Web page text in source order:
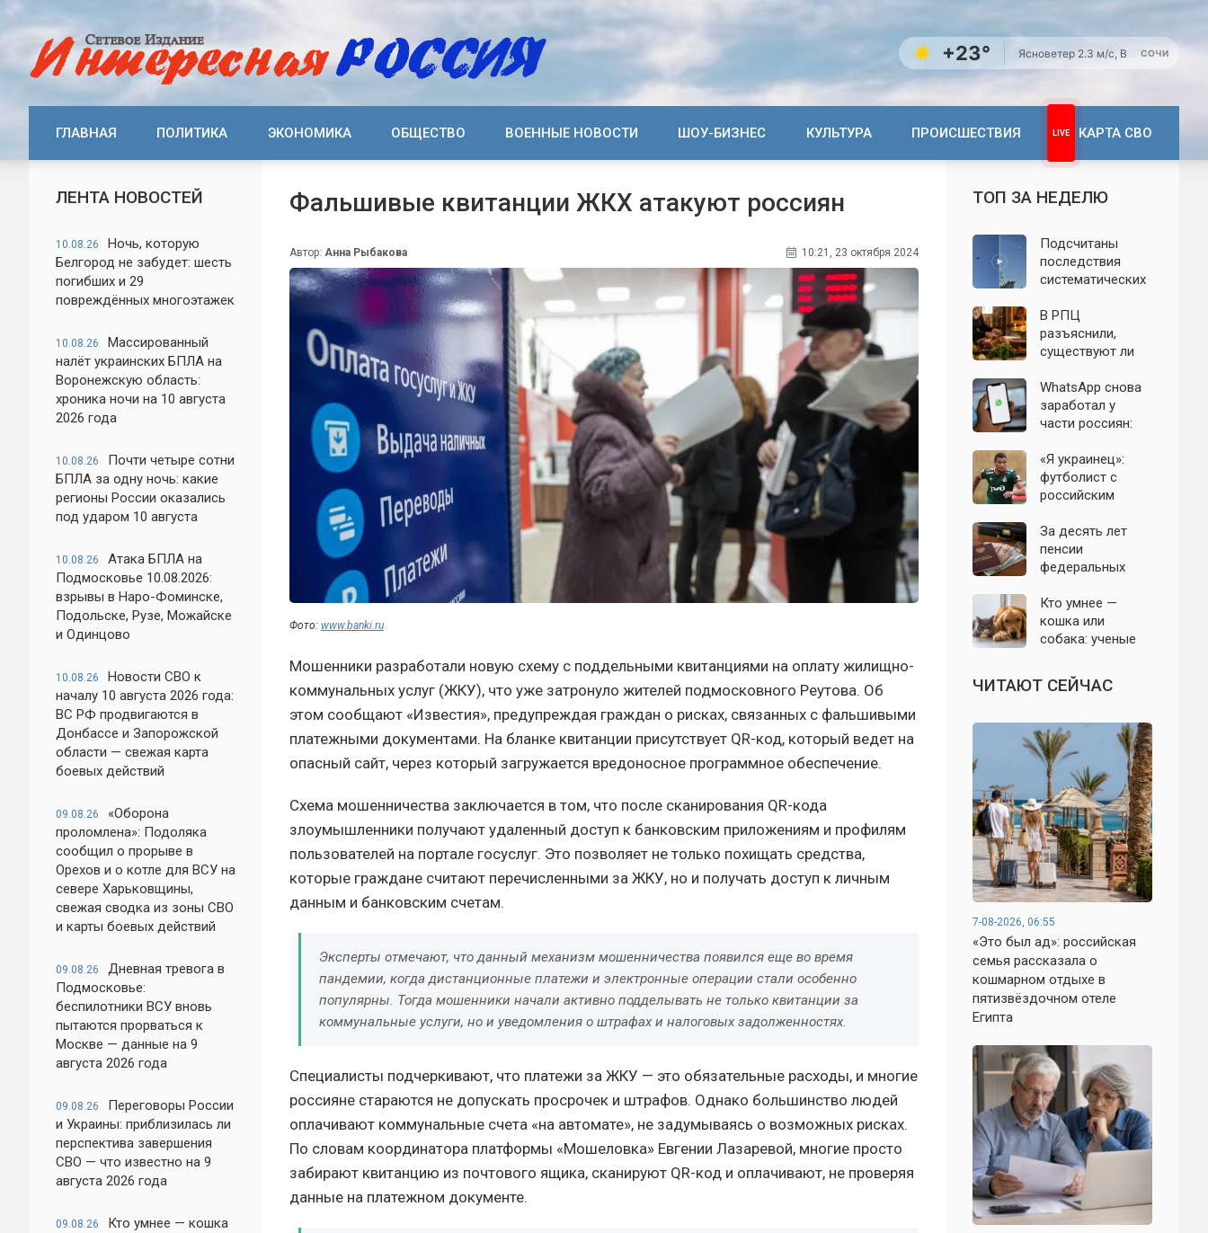
+23° Ясноветер 2.3 м/с, В СОЧИ
ГЛАВНАЯ ПОЛИТИКА ЭКОНОМИКА ОБЩЕСТВО ВОЕННЫЕ НОВОСТИ ШОУ-БИЗНЕС КУЛЬТУРА ПРОИСШЕСТВИЯ КАРТА СВО
ЛЕНТА НОВОСТЕЙ
10.08.26
Ночь, которую
Белгород не забудет: шесть
погибших и 29
повреждённых многоэтажек
10.08.26
Массированный
налёт украинских БПЛА на
Воронежскую область:
хроника ночи на 10 августа
2026 года
10.08.26
Почти четыре сотни
БПЛА за одну ночь: какие
регионы России оказались
под ударом 10 августа
10.08.26
Атака БПЛА на
Подмосковье 10.08.2026:
взрывы в Наро-Фоминске,
Подольске, Рузе, Можайске
и Одинцово
10.08.26
Новости СВО к
началу 10 августа 2026 года:
ВС РФ продвигаются в
Донбассе и Запорожской
области — свежая карта
боевых действий
09.08.26
«Оборона
проломлена»: Подоляка
сообщил о прорыве в
Орехов и о котле для ВСУ на
севере Харьковщины,
свежая сводка из зоны СВО
и карты боевых действий
09.08.26
Дневная тревога в
Подмосковье:
беспилотники ВСУ вновь
пытаются прорваться к
Москве — данные на 9
августа 2026 года
09.08.26
Переговоры России
и Украины: приблизилась ли
перспектива завершения
СВО — что известно на 9
августа 2026 года
09.08.26
Кто умнее — кошка
Фальшивые квитанции ЖКХ атакуют россиян
Автор: Анна Рыбакова 10:21, 23 октября 2024
Фото: www.banki.ru
Мошенники разработали новую схему с поддельными квитанциями на оплату жилищно-
коммунальных услуг (ЖКУ), что уже затронуло жителей подмосковного Реутова. Об
этом сообщают «Известия», предупреждая граждан о рисках, связанных с фальшивыми
платежными документами. На бланке квитанции присутствует QR-код, который ведет на
опасный сайт, через который загружается вредоносное программное обеспечение.
Схема мошенничества заключается в том, что после сканирования QR-кода
злоумышленники получают удаленный доступ к банковским приложениям и профилям
пользователей на портале госуслуг. Это позволяет не только похищать средства,
которые граждане считают перечисленными за ЖКУ, но и получать доступ к личным
данным и банковским счетам.
Эксперты отмечают, что данный механизм мошенничества появился еще во время
пандемии, когда дистанционные платежи и электронные операции стали особенно
популярны. Тогда мошенники начали активно подделывать не только квитанции за
коммунальные услуги, но и уведомления о штрафах и налоговых задолженностях.
Специалисты подчеркивают, что платежи за ЖКУ — это обязательные расходы, и многие
россияне стараются не допускать просрочек и штрафов. Однако большинство людей
оплачивают коммунальные счета «на автомате», не задумываясь о возможных рисках.
По словам координатора платформы «Мошеловка» Евгении Лазаревой, многие просто
забирают квитанцию из почтового ящика, сканируют QR-код и оплачивают, не проверяя
данные на платежном документе.
ТОП ЗА НЕДЕЛЮ
Подсчитаны
последствия
систематических
Ленинградскую
область: что
известно к 7
В РПЦ
разъяснили,
существуют ли
которые
православным
нельзя есть даже
WhatsApp снова
заработал у
части россиян:
объяснил
неожиданный
сбой блокировки
«Я украинец»:
футболист с
российским
Мампасси уехал
из России и
сделал
За десять лет
пенсии
федеральных
выросли более
чем вдвое
Кто умнее —
кошка или
собака: ученые
почему число
нейронов не дает
ЧИТАЮТ СЕЙЧАС
7-08-2026, 06:55
«Это был ад»: российская
семья рассказала о
кошмарном отдыхе в
пятизвёздочном отеле
Египта